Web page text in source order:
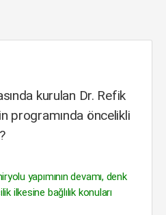
kurulan Dr. Refik
programında öncelikli
yapımının devamı, denk
ilkesine bağlılık konuları